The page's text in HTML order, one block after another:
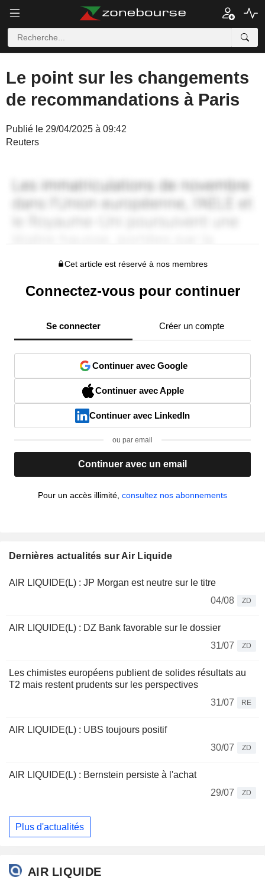
Le point sur les changements
de recommandations à Paris
Publié le 29/04/2025 à 09:42
Reuters
Cet article est réservé à nos membres
Connectez-vous pour continuer
Se connecter Créer un compte
Continuer avec Google
Continuer avec Apple
Continuer avec LinkedIn
ou par email
Continuer avec un email
Pour un accès illimité, consultez nos abonnements
Dernières actualités sur Air Liquide
AIR LIQUIDE(L) : JP Morgan est neutre sur le titre
04/08
ZD
AIR LIQUIDE(L) : DZ Bank favorable sur le dossier
31/07
ZD
Les chimistes européens publient de solides résultats au
T2 mais restent prudents sur les perspectives
31/07
RE
AIR LIQUIDE(L) : UBS toujours positif
30/07
ZD
AIR LIQUIDE(L) : Bernstein persiste à l'achat
29/07
ZD
Plus d'actualités
AIR LIQUIDE